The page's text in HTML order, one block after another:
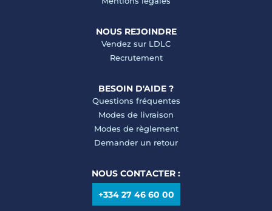
NOUS REJOINDRE
Vendez sur LDLC
Recrutement
BESOIN D'AIDE ?
Questions fréquentes
Modes de livraison
Modes de règlement
Demander un retour
NOUS CONTACTER :
+334 27 46 60 00